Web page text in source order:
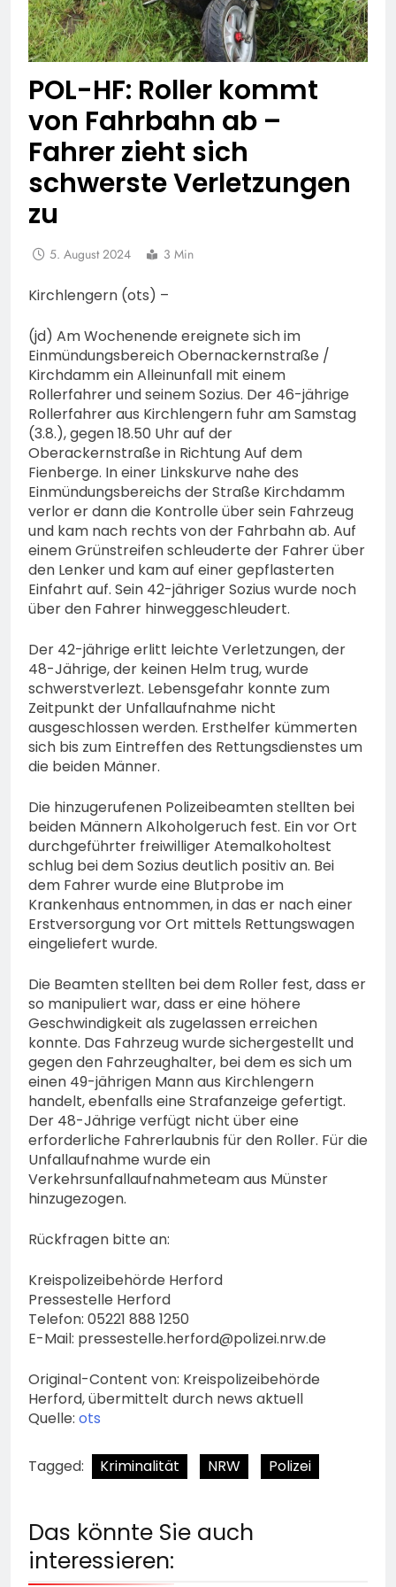
POL-HF: Roller kommt
von Fahrbahn ab –
Fahrer zieht sich
schwerste Verletzungen
zu
5. August 2024 3 Min
Kirchlengern (ots) –
(jd) Am Wochenende ereignete sich im
Einmündungsbereich Obernackernstraße /
Kirchdamm ein Alleinunfall mit einem
Rollerfahrer und seinem Sozius. Der 46-jährige
Rollerfahrer aus Kirchlengern fuhr am Samstag
(3.8.), gegen 18.50 Uhr auf der
Oberackernstraße in Richtung Auf dem
Fienberge. In einer Linkskurve nahe des
Einmündungsbereichs der Straße Kirchdamm
verlor er dann die Kontrolle über sein Fahrzeug
und kam nach rechts von der Fahrbahn ab. Auf
einem Grünstreifen schleuderte der Fahrer über
den Lenker und kam auf einer gepflasterten
Einfahrt auf. Sein 42-jähriger Sozius wurde noch
über den Fahrer hinweggeschleudert.
Der 42-jährige erlitt leichte Verletzungen, der
48-Jährige, der keinen Helm trug, wurde
schwerstverlezt. Lebensgefahr konnte zum
Zeitpunkt der Unfallaufnahme nicht
ausgeschlossen werden. Ersthelfer kümmerten
sich bis zum Eintreffen des Rettungsdienstes um
die beiden Männer.
Die hinzugerufenen Polizeibeamten stellten bei
beiden Männern Alkoholgeruch fest. Ein vor Ort
durchgeführter freiwilliger Atemalkoholtest
schlug bei dem Sozius deutlich positiv an. Bei
dem Fahrer wurde eine Blutprobe im
Krankenhaus entnommen, in das er nach einer
Erstversorgung vor Ort mittels Rettungswagen
eingeliefert wurde.
Die Beamten stellten bei dem Roller fest, dass er
so manipuliert war, dass er eine höhere
Geschwindigkeit als zugelassen erreichen
konnte. Das Fahrzeug wurde sichergestellt und
gegen den Fahrzeughalter, bei dem es sich um
einen 49-jährigen Mann aus Kirchlengern
handelt, ebenfalls eine Strafanzeige gefertigt.
Der 48-Jährige verfügt nicht über eine
erforderliche Fahrerlaubnis für den Roller. Für die
Unfallaufnahme wurde ein
Verkehrsunfallaufnahmeteam aus Münster
hinzugezogen.
Rückfragen bitte an:
Kreispolizeibehörde Herford
Pressestelle Herford
Telefon: 05221 888 1250
E-Mail: pressestelle.herford@polizei.nrw.de
Original-Content von: Kreispolizeibehörde
Herford, übermittelt durch news aktuell
Quelle: ots
Tagged: Kriminalität NRW Polizei
Das könnte Sie auch
interessieren: